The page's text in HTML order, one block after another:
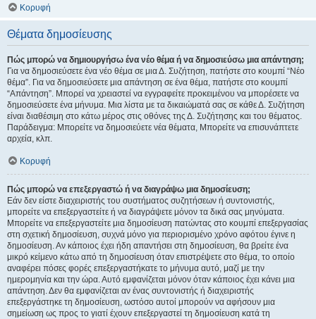
Κορυφή
Θέματα δημοσίευσης
Πώς μπορώ να δημιουργήσω ένα νέο θέμα ή να δημοσιεύσω μια απάντηση;
Για να δημοσιεύσετε ένα νέο θέμα σε μια Δ. Συζήτηση, πατήστε στο κουμπί “Νέο
θέμα”. Για να δημοσιεύσετε μια απάντηση σε ένα θέμα, πατήστε στο κουμπί
“Απάντηση”. Μπορεί να χρειαστεί να εγγραφείτε προκειμένου να μπορέσετε να
δημοσιεύσετε ένα μήνυμα. Μια λίστα με τα δικαιώματά σας σε κάθε Δ. Συζήτηση
είναι διαθέσιμη στο κάτω μέρος στις οθόνες της Δ. Συζήτησης και του θέματος.
Παράδειγμα: Μπορείτε να δημοσιεύετε νέα θέματα, Μπορείτε να επισυνάπτετε
αρχεία, κλπ.
Κορυφή
Πώς μπορώ να επεξεργαστώ ή να διαγράψω μια δημοσίευση;
Εάν δεν είστε διαχειριστής του συστήματος συζητήσεων ή συντονιστής,
μπορείτε να επεξεργαστείτε ή να διαγράψετε μόνον τα δικά σας μηνύματα.
Μπορείτε να επεξεργαστείτε μια δημοσίευση πατώντας στο κουμπί επεξεργασίας
στη σχετική δημοσίευση, συχνά μόνο για περιορισμένο χρόνο αφότου έγινε η
δημοσίευση. Αν κάποιος έχει ήδη απαντήσει στη δημοσίευση, θα βρείτε ένα
μικρό κείμενο κάτω από τη δημοσίευση όταν επιστρέψετε στο θέμα, το οποίο
αναφέρει πόσες φορές επεξεργαστήκατε το μήνυμα αυτό, μαζί με την
ημερομηνία και την ώρα. Αυτό εμφανίζεται μόνον όταν κάποιος έχει κάνει μια
απάντηση. Δεν θα εμφανίζεται αν ένας συντονιστής ή διαχειριστής
επεξεργάστηκε τη δημοσίευση, ωστόσο αυτοί μπορούν να αφήσουν μια
σημείωση ως προς το γιατί έχουν επεξεργαστεί τη δημοσίευση κατά τη